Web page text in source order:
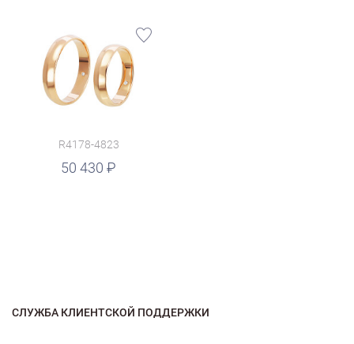
R4178-4823
50 430
СЛУЖБА КЛИЕНТСКОЙ ПОДДЕРЖКИ